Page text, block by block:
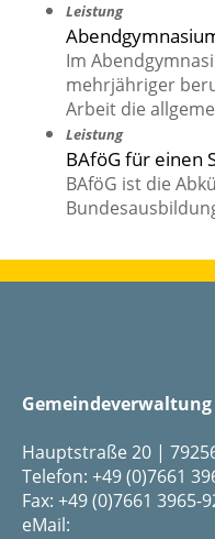
Leistung
Im
mehrjähriger
Arbeit die
Leistung
BAföG für einen
BAföG ist die
Hauptstraße 20 |
Telefon: +49 (0)7661
Fax: +49 (0)7661 3965-
eMail: